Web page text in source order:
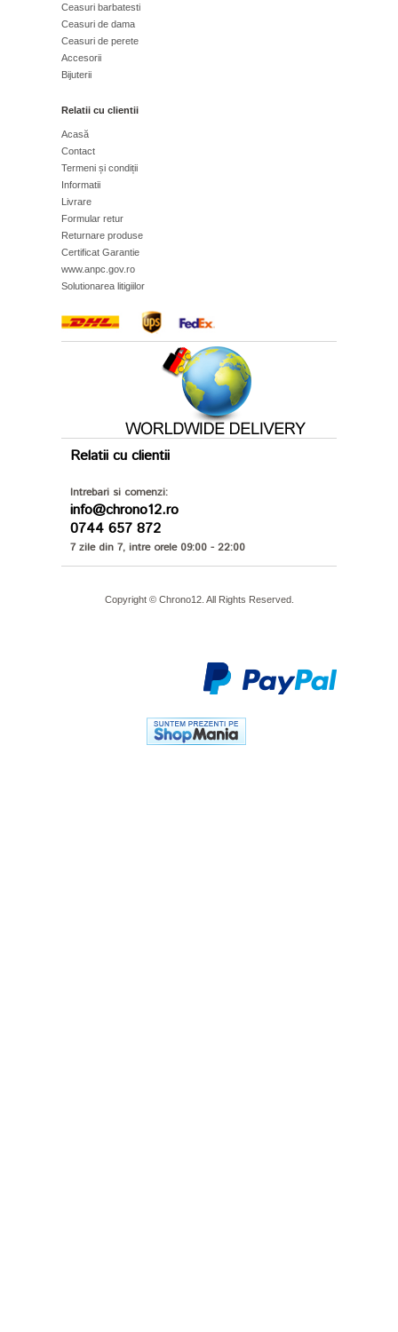
Ceasuri barbatesti
Ceasuri de dama
Ceasuri de perete
Accesorii
Bijuterii
Relatii cu clientii
Acasă
Contact
Termeni și condiții
Informatii
Livrare
Formular retur
Returnare produse
Certificat Garantie
www.anpc.gov.ro
Solutionarea litigiilor
Relatii cu clientii
Intrebari si comenzi:
info@chrono12.ro
0744 657 872
7 zile din 7, intre orele 09:00 - 22:00
Copyright © Chrono12. All Rights Reserved.